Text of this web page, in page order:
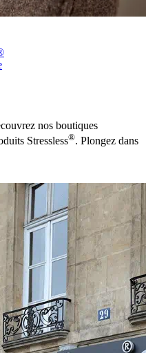
nos boutiques
Stressless®. Plongez dans